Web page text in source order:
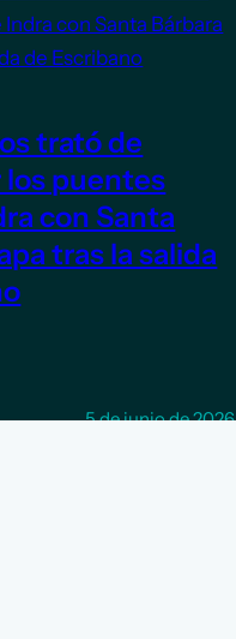
trató de
puentes
con Santa
tras la salida
5 de junio de 2026